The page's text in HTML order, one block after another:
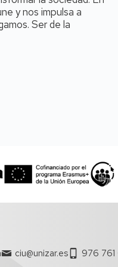
y nos impulsa a
Ser de la
ciu@unizar.es 976